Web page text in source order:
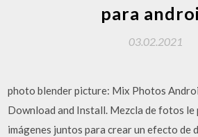
para
03.02.2021
photo blender picture: Mix Photos
Download and Install. Mezcla de fotos le
imágenes juntos para crear un efecto de